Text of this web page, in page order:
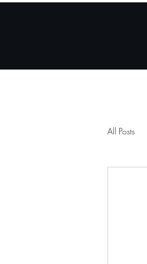
All Posts